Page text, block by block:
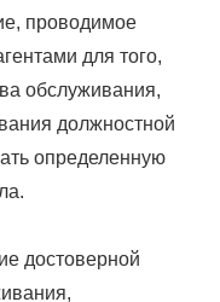
проводимое
для того,
обслуживания,
должностной
определенную
достоверной